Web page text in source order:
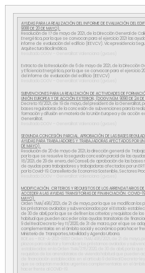
AYUDAS PARA LA REALIZACIÓN DEL INFORME DE EVALUACIÓN DEL
9088 DE 20 DE MAYO).
Resolución de 17 de mayo de 2021, de la Dirección General de
Energética, por la que se convocan para el ejercicio 2021 las
informe de evaluación del edificio (IEEV.CV). Vicepresidencia
Arquitectura Bioclimática.
Resultado DOGV – Generalitat Valenciana (gva.es)
Extracto de la Resolución de 6 de mayo de 2021, de la Dirección
y Eficiencia Energética, por la que se convocan para el ejercicio
del informe de evaluación del edificio (IEEV.CV)
Resultado DOGV – Generalitat Valenciana (gva.es)
SUBVENCIONES PARA LA REALIZACIÓN DE ACTIVIDADES DE
UNIÓN EUROPEA Y DE ACCIÓN EXTERIOR, (DOGV.NÚM. 9090 DE 24
Decreto 16/2021, de 19 de mayo, del president de la Generalitat,
bases reguladoras de la concesión de subvenciones para la
formación y difusión en materia de la Unión Europea y de acción
Generalitat.
Resultado DOGV – Generalitat Valenciana (gva.es)
SEGUNDA CONCESIÓN PARCIAL. APROBACIÓN DE LAS BASES
AYUDAS PARA TRABAJADORES Y TRABAJADORAS AFECTADOS POR
DE MAYO).
Resolución de 20 de mayo de 2021, la dirección general de
por la que se resuelve la segunda concesión parcial de las
18/2021, de 29 de enero, del Consell, de aprobación de las
de ayudas para trabajadores y trabajadoras afectados por un
por la Covid-19. Conselleria de Economía Sostenible, Sectores
Resultado DOGV – Generalitat Valenciana (gva.es)
MODIFICACIÓN. CRITERIOS Y REQUISITOS DE LOS ARRENDATARIOS
ACCEDER A LAS AYUDAS TRANSITORIAS DE FINANCIACIÓN. COVID-
MAYO).
Orden TMA/498/2021, de 21 de mayo, por la que se modifican los
los préstamos avalados y subvencionados por el Estado
de 30 de abril, por la que se definen los criterios y requisitos de
habitual que pueden acceder a las ayudas transitorias de
9 del Real Decreto-ley 11/2020, de 31 de marzo, por el que se
complementarias en el ámbito social y económico para hacer
Ministerio de Transportes, Movilidad y Agenda Urbana.
BOE.es – BOE-A-2021-8657 Orden TMA/498/2021, de 21 de mayo,
plazos para solicitar y formalizar los préstamos avalados y
establecidos en la Orden TMA/378/2020, de 30 de abril, por la que
requisitos de los arrendatarios de vivienda habitual que pueden
de financiación establecidas en el artículo 9 del Real Decreto-ley
que se adoptan medidas urgentes complementarias en el
hacer frente al COVID-19.